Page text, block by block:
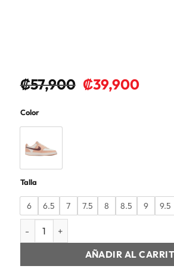
₡57,900 ₡39,900
Color
Talla
6 6.5 7 7.5 8 8.5 9
9.5
MUJER W NIKE COURT VISION LO P
AÑADIR AL